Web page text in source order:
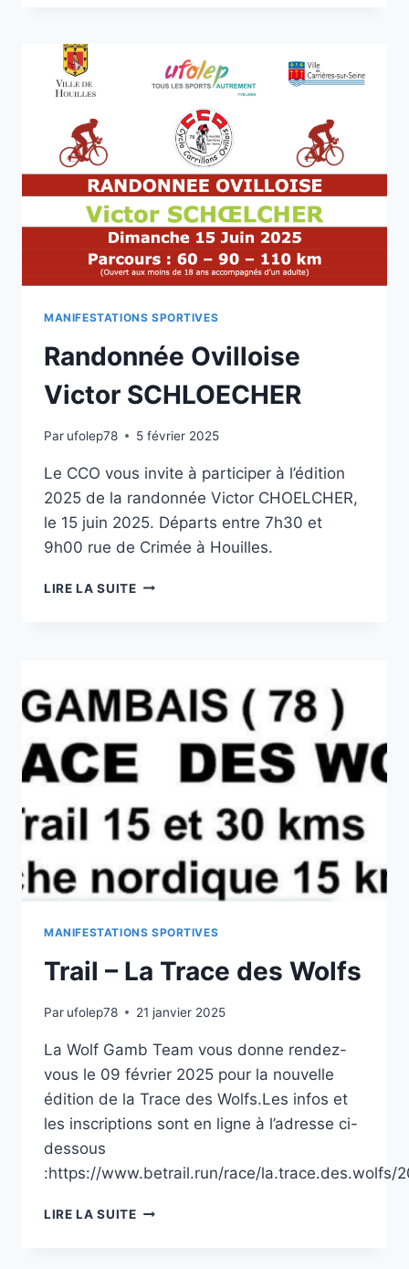
MANIFESTATIONS SPORTIVES
Randonnée Ovilloise
Victor SCHLOECHER
Par ufolep78 5 février 2025
Le CCO vous invite à participer à l’édition
2025 de la randonnée Victor CHOELCHER,
le 15 juin 2025. Départs entre 7h30 et
9h00 rue de Crimée à Houilles.
LIRE LA SUITE
MANIFESTATIONS SPORTIVES
Trail – La Trace des Wolfs
Par ufolep78 21 janvier 2025
La Wolf Gamb Team vous donne rendez-
vous le 09 février 2025 pour la nouvelle
édition de la Trace des Wolfs.Les infos et
les inscriptions sont en ligne à l’adresse ci-
dessous
:https://www.betrail.run/race/la.trace.des.wolfs/
LIRE LA SUITE